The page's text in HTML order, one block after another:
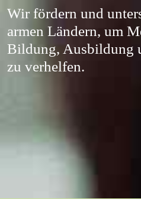
Wir fördern und
armen Ländern, um
Bildung, Ausbildung
zu verhelfen.